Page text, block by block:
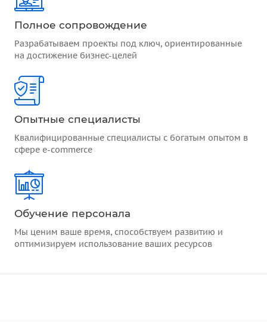
Полное сопровождение
Разрабатываем проекты под ключ, ориентированные
на достижение бизнес-целей
Опытные специалисты
Квалифицированные специалисты с богатым опытом в
сфере e-commerce
Обучение персонала
Мы ценим ваше время, способствуем развитию и
оптимизируем использование ваших ресурсов